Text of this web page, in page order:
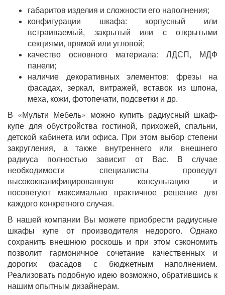
габаритов изделия и сложности его наполнения;
конфигурации шкафа: корпусный или
встраиваемый, закрытый или с открытыми
секциями, прямой или угловой;
качество основного материала: ЛДСП, МДФ
панели;
наличие декоративных элементов: фрезы на
фасадах, зеркал, витражей, вставок из шпона,
меха, кожи, фотопечати, подсветки и др.
В «Мульти Мебель» можно купить радиусный шкаф-
купе для обустройства гостиной, прихожей, спальни,
детской кабинета или офиса. При этом выбор степени
закругления, а также внутреннего или внешнего
радиуса полностью зависит от Вас. В случае
необходимости специалисты проведут
высококвалифицированную консультацию и
посоветуют максимально практичное решение для
каждого конкретного случая.
В нашей компании Вы можете приобрести радиусные
шкафы купе от производителя недорого. Однако
сохранить внешнюю роскошь и при этом сэкономить
позволит гармоничное сочетание качественных и
дорогих фасадов с бюджетным наполнением.
Реализовать подобную идею возможно, обратившись к
нашим опытным дизайнерам.